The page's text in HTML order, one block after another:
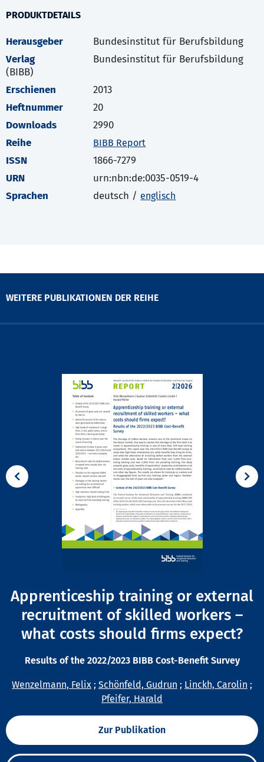
PRODUKTDETAILS
Herausgeber
Bundesinstitut für Berufsbildung
Verlag
Bundesinstitut für Berufsbildung
(BIBB)
Erschienen
2013
Heftnummer
20
Downloads
2990
Reihe
BIBB Report
ISSN
1866-7279
URN
urn:nbn:de:0035-0519-4
Sprachen
deutsch / englisch
WEITERE PUBLIKATIONEN DER REIHE
Apprenticeship training or external
recruitment of skilled workers –
what costs should firms expect?
Results of the 2022/2023 BIBB Cost-Benefit Survey
Wenzelmann, Felix ; Schönfeld, Gudrun ; Linckh, Carolin ;
Pfeifer, Harald
Zur Publikation